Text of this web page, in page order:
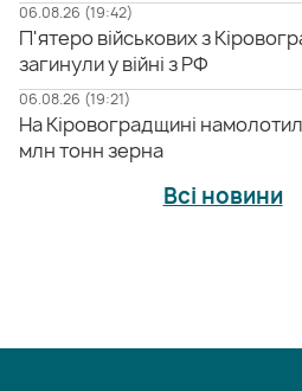
06.08.26 (19:42)
П'ятеро військових з
загинули у війні з РФ
06.08.26 (19:21)
На Кіровоградщині
млн тонн зерна
Всі новини